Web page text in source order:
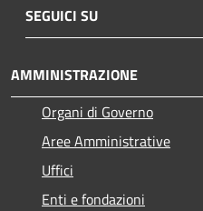
SEGUICI SU
AMMINISTRAZIONE
Organi di Governo
Aree Amministrative
Uffici
Enti e fondazioni